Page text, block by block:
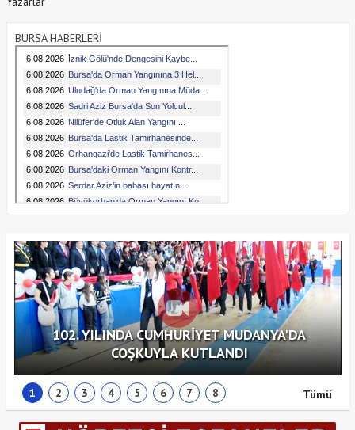
BURSA HABERLERİ
Tümü
102. YILINDA CUMHURİYET MUDANYA'DA
COŞKUYLA KUTLANDI
1 2 3 4 5 6 7 8